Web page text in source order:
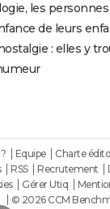
les
de leurs
: elles y
Equipe Charte
RSS Recrutement
Gérer Utiq
© 2026 CCM